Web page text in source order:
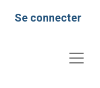
Se connecter